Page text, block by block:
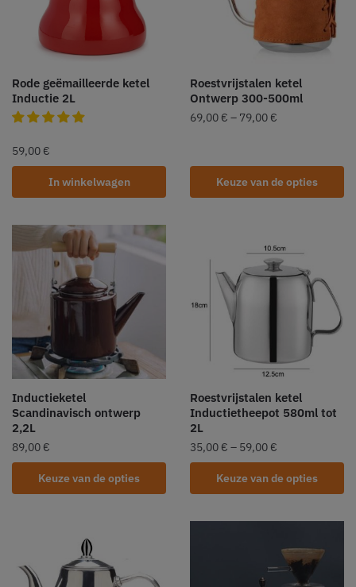
Rode geëmailleerde ketel
Inductie 2L
59,00 €
In winkelwagen
Roestvrijstalen ketel
Ontwerp 300-500ml
69,00 € – 79,00 €
Keuze van de opties
Inductieketel
Scandinavisch ontwerp
2,2L
89,00 €
Keuze van de opties
Roestvrijstalen ketel
Inductietheepot 580ml tot
2L
35,00 € – 59,00 €
Keuze van de opties